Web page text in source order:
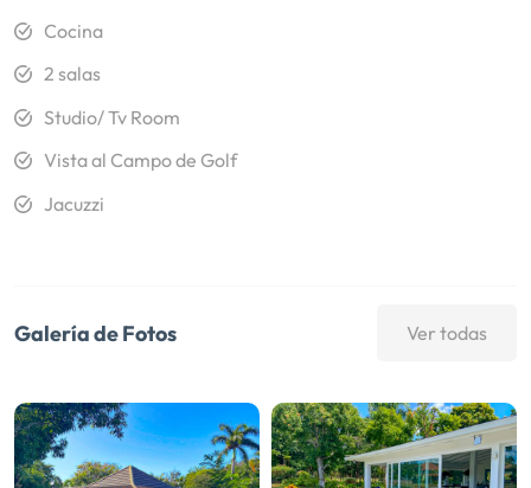
Cocina
2 salas
Studio/ Tv Room
Vista al Campo de Golf
Jacuzzi
Galería de Fotos Ver todas